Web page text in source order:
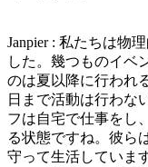
Janpier : 私たちは物
した。幾つものイベ
のは夏以降に行われ
日まで活動は行わな
フは自宅で仕事をし
る状態ですね。彼ら
守って生活していま